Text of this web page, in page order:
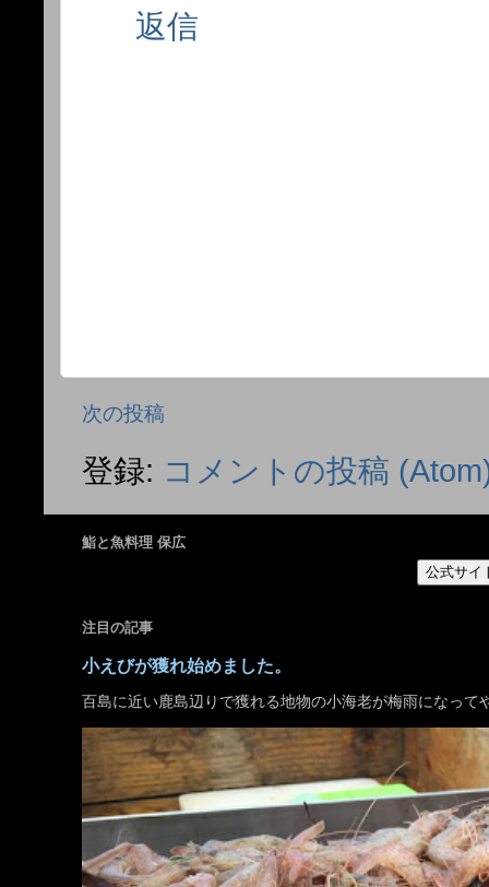
返信
次の投稿
登録: コメントの投稿
鮨と魚料理 保広
公式サイ
注目の記事
小えびが獲れ始めました。
百島に近い鹿島辺りで獲れる地物の小海老が梅雨になって